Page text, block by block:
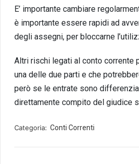
E’ importante cambiare
è importante essere rapidi ad
degli assegni, per bloccarne
Altri rischi legati al conto corrente
una delle due parti e che
però se le entrate sono
direttamente compito del giudice
Categoria: Conti Correnti